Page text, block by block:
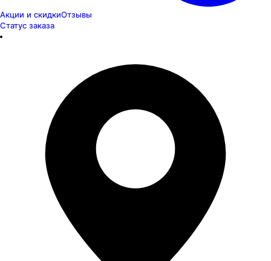
Акции и скидкиОтзывы
Статус заказа